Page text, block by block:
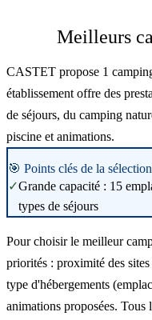
Meilleurs
CASTET propose 1
établissement offre des
de séjours, du camping
piscine et animations.
🎯 Points clés de la sélection
✓Grande capacité : 15
types de séjours
Pour choisir le meilleur
priorités : proximité des
type d'hébergements
animations proposées. Tous